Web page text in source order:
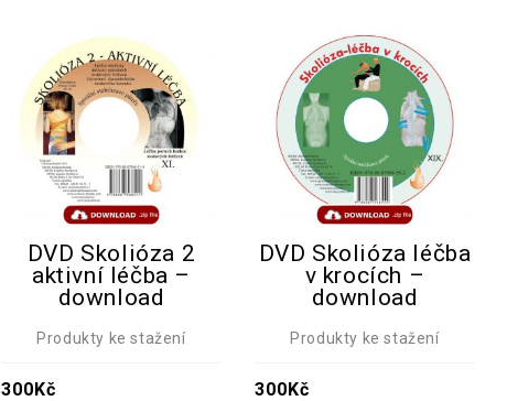
DVD Skolióza 2
aktivní léčba –
download
Produkty ke stažení
300Kč
DVD Skolióza léčba
v krocích –
download
Produkty ke stažení
300Kč